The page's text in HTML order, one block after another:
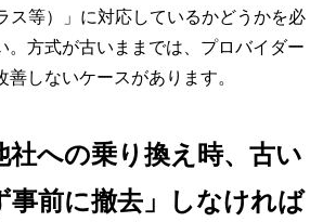
ス等）」に対応しているかどうかを必
。方式が古いままでは、プロバイダー
善しないケースがあります。
への乗り換え時、古い
事前に撤去」しなければ